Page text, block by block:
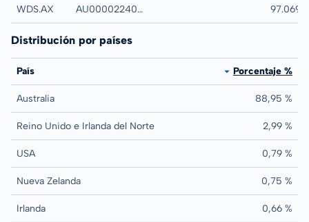
WDS.AX AU0000224040 WOODSIDE97.069
Distribución por países
País Porcentaje %
Australia 88,95 %
Reino Unido e Irlanda del Norte 2,99 %
USA 0,79 %
Nueva Zelanda 0,75 %
Irlanda 0,66 %